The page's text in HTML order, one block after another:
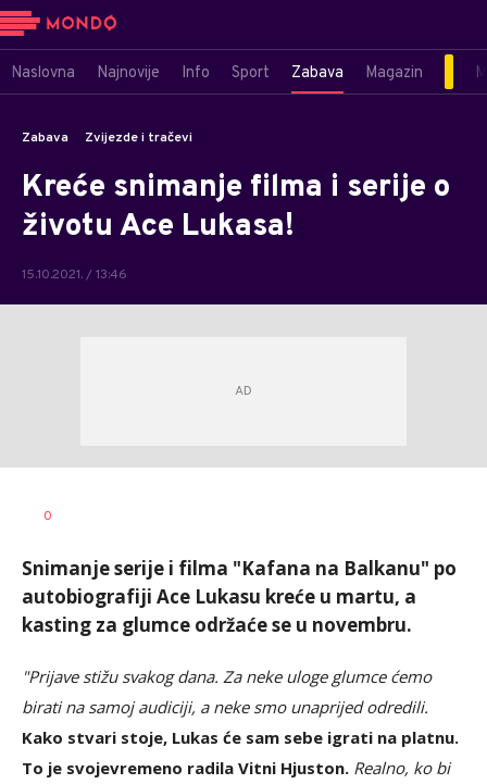
Naslovna Najnovije Info Sport Zabava Magazin
Zabava Zvijezde i tračevi
Kreće snimanje filma i serije o
životu Ace Lukasa!
15.10.2021. / 13:46
AUTOR
0
Snimanje serije i filma "Kafana na Balkanu" po
autobiografiji Ace Lukasu kreće u martu, a
kasting za glumce održaće se u novembru.
"Prijave stižu svakog dana. Za neke uloge glumce ćemo
birati na samoj audiciji, a neke smo unaprijed odredili.
Kako stvari stoje, Lukas će sam sebe igrati na platnu.
To je svojevremeno radila Vitni Hjuston. Realno, ko bi